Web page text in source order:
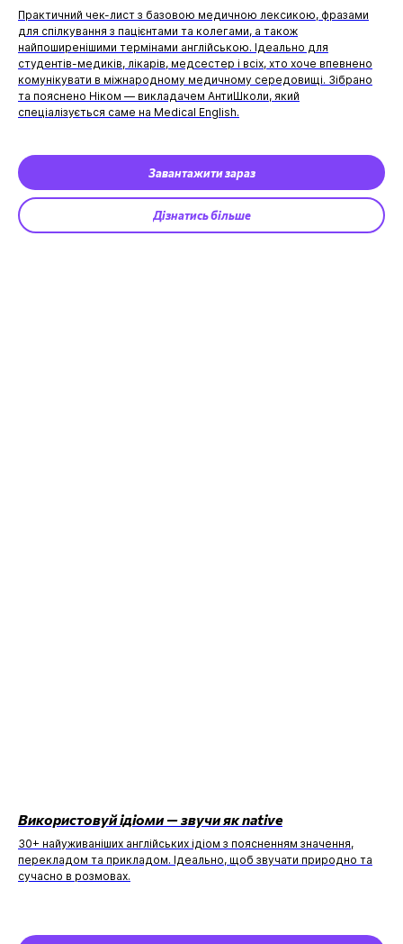
Практичний чек-лист з базовою медичною лексикою, фразами
для спілкування з пацієнтами та колегами, а також
найпоширенішими термінами англійською. Ідеально для
студентів-медиків, лікарів, медсестер і всіх, хто хоче впевнено
комунікувати в міжнародному медичному середовищі. Зібрано
та пояснено Ніком — викладачем АнтиШколи, який
спеціалізується саме на Medical English.
Завантажити зараз
Дізнатись більше
Використовуй ідіоми — звучи як native
30+ найуживаніших англійських ідіом з поясненням значення,
перекладом та прикладом. Ідеально, щоб звучати природно та
сучасно в розмовах.